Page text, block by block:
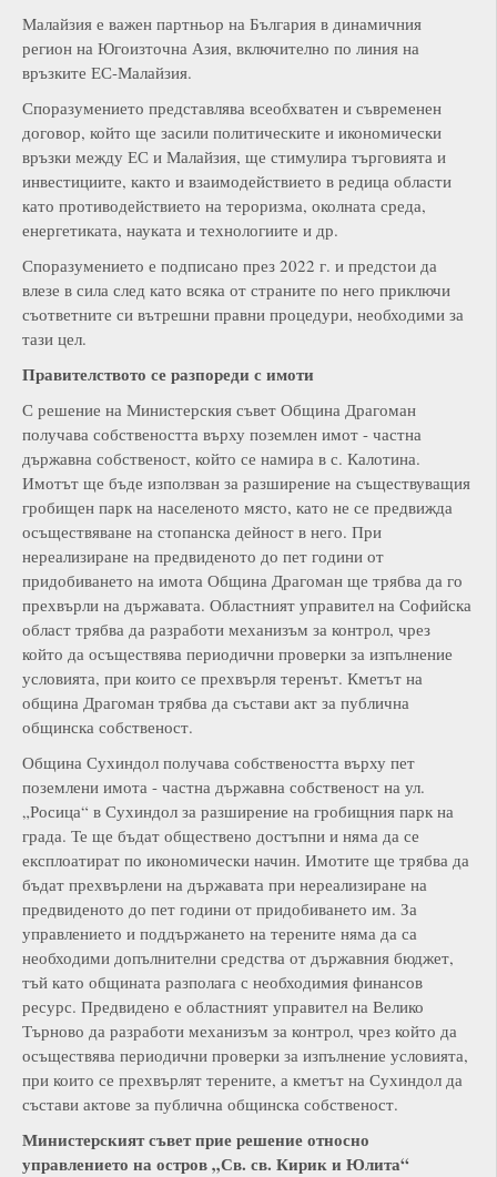
Малайзия е важен партньор на България в динамичния
регион на Югоизточна Азия, включително по линия на
връзките ЕС-Малайзия.
Споразумението представлява всеобхватен и съвременен
договор, който ще засили политическите и икономически
връзки между ЕС и Малайзия, ще стимулира търговията и
инвестициите, както и взаимодействието в редица области
като противодействието на тероризма, околната среда,
енергетиката, науката и технологиите и др.
Споразумението е подписано през 2022 г. и предстои да
влезе в сила след като всяка от страните по него приключи
съответните си вътрешни правни процедури, необходими за
тази цел.
Правителството се разпореди с имоти
С решение на Министерския съвет Община Драгоман
получава собствеността върху поземлен имот - частна
държавна собственост, който се намира в с. Калотина.
Имотът ще бъде използван за разширение на съществуващия
гробищен парк на населеното място, като не се предвижда
осъществяване на стопанска дейност в него. При
нереализиране на предвиденото до пет години от
придобиването на имота Община Драгоман ще трябва да го
прехвърли на държавата. Областният управител на Софийска
област трябва да разработи механизъм за контрол, чрез
който да осъществява периодични проверки за изпълнение
условията, при които се прехвърля теренът. Кметът на
община Драгоман трябва да състави акт за публична
общинска собственост.
Община Сухиндол получава собствеността върху пет
поземлени имота - частна държавна собственост на ул.
„Росица“ в Сухиндол за разширение на гробищния парк на
града. Те ще бъдат обществено достъпни и няма да се
експлоатират по икономически начин. Имотите ще трябва да
бъдат прехвърлени на държавата при нереализиране на
предвиденото до пет години от придобиването им. За
управлението и поддържането на терените няма да са
необходими допълнителни средства от държавния бюджет,
тъй като общината разполага с необходимия финансов
ресурс. Предвидено е областният управител на Велико
Търново да разработи механизъм за контрол, чрез който да
осъществява периодични проверки за изпълнение условията,
при които се прехвърлят терените, а кметът на Сухиндол да
състави актове за публична общинска собственост.
Министерският съвет прие решение относно
управлението на остров „Св. св. Кирик и Юлита“